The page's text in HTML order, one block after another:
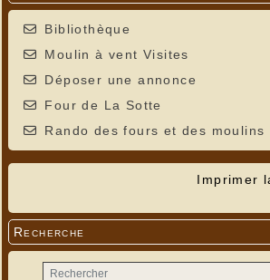
Bibliothèque
Moulin à vent Visites
Déposer une annonce
Four de La Sotte
Rando des fours et des moulins
Imprimer
Recherche